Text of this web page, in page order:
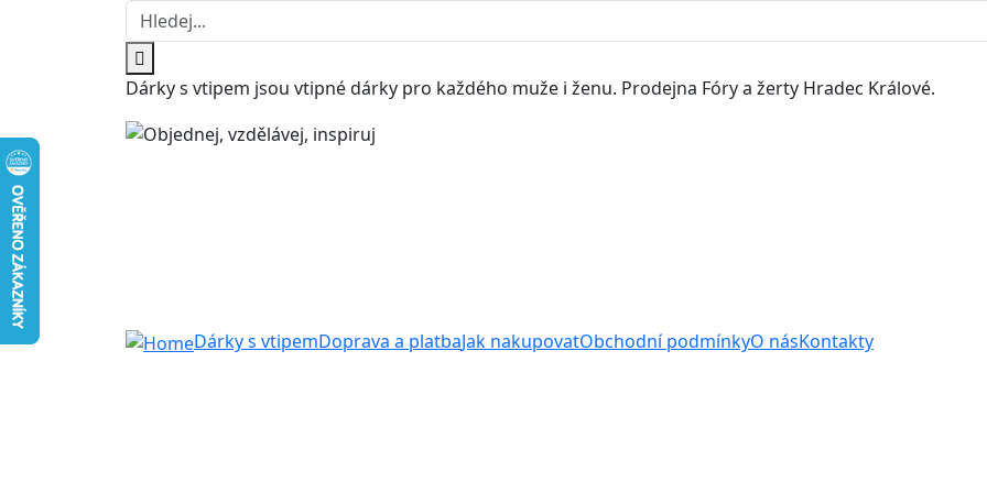
Dárky s vtipem jsou vtipné dárky pro každého muže i ženu. Prodejna Fóry a žerty Hradec Králové.
Dárky s vtipemDoprava a platbaJak nakupovatObchodní podmínkyO násKontakty